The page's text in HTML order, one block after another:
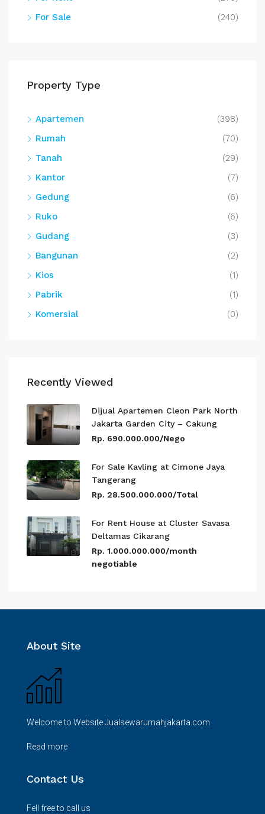
For Sale
(240)
Property Type
Apartemen
(398)
Rumah
(70)
Tanah
(29)
Kantor
(7)
Gedung
(6)
Ruko
(6)
Gudang
(3)
Bangunan
(2)
Kios
(1)
Pabrik
(1)
Komersial
(0)
Recently Viewed
Dijual Apartemen Cleon Park North
Jakarta Garden City – Cakung
Rp. 690.000.000/Nego
For Sale Kavling at Cimone Jaya
Tangerang
Rp. 28.500.000.000/Total
For Rent House at Cluster Savasa
Deltamas Cikarang
Rp. 1.000.000.000/month
negotiable
About Site
Welcome to Website Jualsewarumahjakarta.com
Read more
Contact Us
Fell free to call us